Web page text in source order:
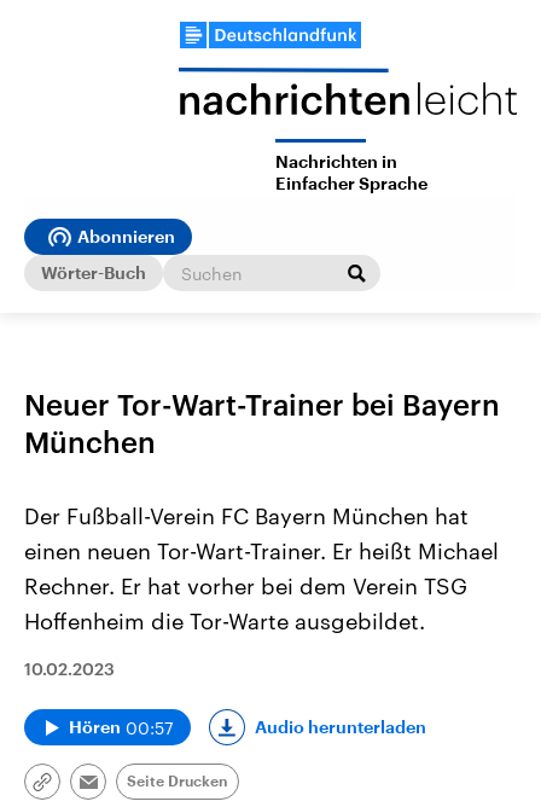
Nachrichten in
Einfacher Sprache
Abonnieren
Wörter-Buch
Neuer Tor-Wart-Trainer bei Bayern
München
Der Fußball-Verein FC Bayern München hat
einen neuen Tor-Wart-Trainer. Er heißt Michael
Rechner. Er hat vorher bei dem Verein TSG
Hoffenheim die Tor-Warte ausgebildet.
10.02.2023
Hören 00:57 Audio herunterladen
Link
Email
Seite Drucken